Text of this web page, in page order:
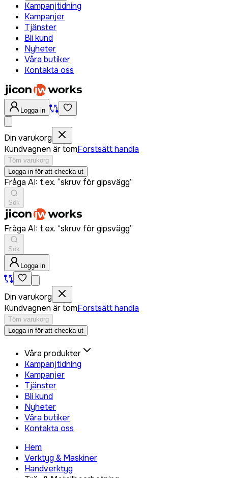
Kampanjtidning
Kampanjer
Tjänster
Bli kund
Nyheter
Våra butiker
Kontakta oss
Logga in
Din varukorg
Kundvagnen är tomForstsätt handla
Töm varukorg
Logga in för att checka ut
Fråga AI: t.ex. “skruv för gipsvägg”
Sök
Fråga AI: t.ex. “skruv för gipsvägg”
Sök
Logga in
Din varukorg
Kundvagnen är tomForstsätt handla
Töm varukorg
Logga in för att checka ut
Våra produkter
Kampanjtidning
Kampanjer
Tjänster
Bli kund
Nyheter
Våra butiker
Kontakta oss
Hem
Verktyg & Maskiner
Handverktyg